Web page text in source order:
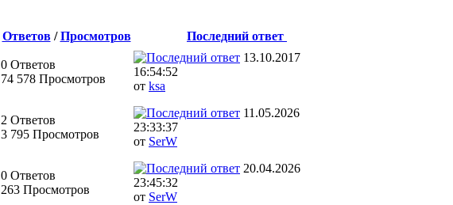
Ответов/Просмотров
Последний ответ
0 Ответов
74 578 Просмотров
13.10.2017
16:54:52
от ksa
2 Ответов
3 795 Просмотров
11.05.2026
23:33:37
от SerW
0 Ответов
263 Просмотров
20.04.2026
23:45:32
от SerW